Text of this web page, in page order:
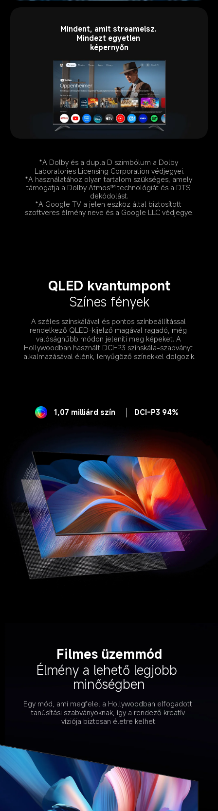
Mindent, amit streamelsz.
Mindezt egyetlen
képernyőn
*A Dolby és a dupla D szimbólum a Dolby
Laboratories Licensing Corporation védjegyei.
*A használatához olyan tartalom szükséges, amely
támogatja a Dolby Atmos™ technológiát és a DTS
dekódolást.
*A Google TV a jelen eszköz által biztosított
szoftveres élmény neve és a Google LLC védjegye.
QLED kvantumpont
Színes fények
A széles színskálával és pontos színbeállítással
rendelkező QLED-kijelző magával ragadó, még
valósághűbb módon jeleníti meg képeket. A
Hollywoodban használt DCI-P3 színskála-szabványt
alkalmazásával élénk, lenyűgöző színekkel dolgozik.
1,07 milliárd szín DCI-P3 94%
Filmes üzemmód
Élmény a lehető legjobb
minőségben
Egy mód, ami megfelel a Hollywoodban elfogadott
tanúsítási szabványoknak, így a rendező kreatív
víziója biztosan életre kelhet.